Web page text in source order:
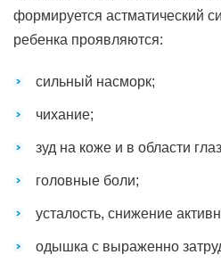
формируется астматический
ребенка проявляются:
сильный насморк;
чихание;
зуд на коже и в области
головные боли;
усталость, снижение
одышка с выраженно